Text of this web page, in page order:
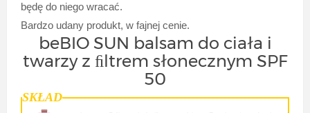
będę do niego wracać.
Bardzo udany produkt, w fajnej cenie.
beBIO SUN balsam do ciała i
twarzy z ﬁltrem słonecznym SPF
50
SKŁAD